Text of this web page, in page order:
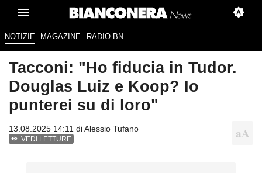
NOTIZIE MAGAZINE RADIO BN
Tacconi: "Ho fiducia in Tudor.
Douglas Luiz e Koop? Io
punterei su di loro"
13.08.2025 14:11 diAlessio Tufano
VEDI LETTURE